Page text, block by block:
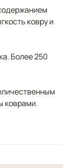
ковру и
Более 250
коврами.